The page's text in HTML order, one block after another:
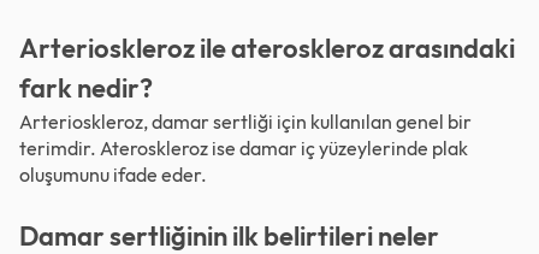
Arterioskleroz ile ateroskleroz arasındaki
fark nedir?
Arterioskleroz, damar sertliği için kullanılan genel bir
terimdir. Ateroskleroz ise damar iç yüzeylerinde plak
oluşumunu ifade eder.
Damar sertliğinin ilk belirtileri neler